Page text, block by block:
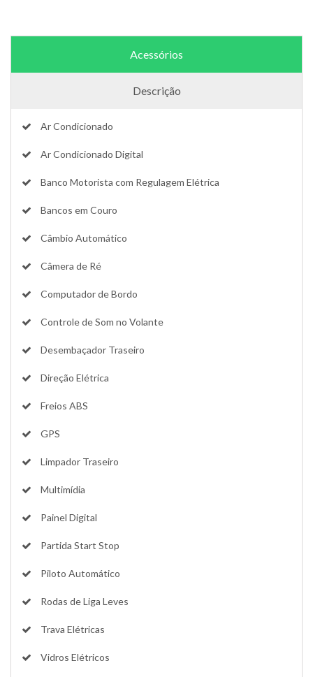
Acessórios
Descrição
Ar Condicionado
Ar Condicionado Digital
Banco Motorista com Regulagem Elétrica
Bancos em Couro
Câmbio Automático
Câmera de Ré
Computador de Bordo
Controle de Som no Volante
Desembaçador Traseiro
Direção Elétrica
Freios ABS
GPS
Limpador Traseiro
Multimídia
Painel Digital
Partida Start Stop
Piloto Automático
Rodas de Liga Leves
Trava Elétricas
Vidros Elétricos